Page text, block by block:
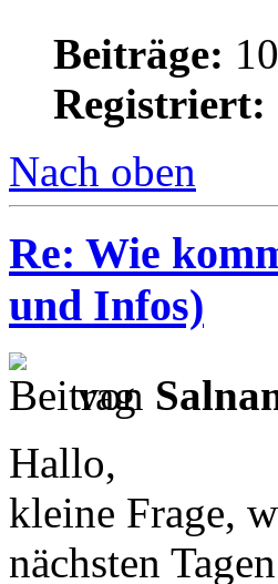
Beiträge:
Registriert:
Nach oben
Re: Wie
und Infos)
von
Hallo,
kleine Frage,
nächsten